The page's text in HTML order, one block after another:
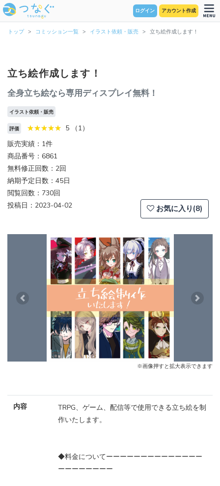
ログイン アカウント作成
トップ コミッション一覧 イラスト依頼・販売 立ち絵作成します！
立ち絵作成します！
全身立ち絵なら専用ディスプレイ無料！
イラスト依頼・販売
評価
5 （1）
販売実績：1件
商品番号：6861
無料修正回数：2回
納期予定日数：45日
閲覧回数：730回
投稿日：2023-04-02
お気に入り(8)
Previous Next
※画像押すと拡大表示できます
内容
TRPG、ゲーム、配信等で使用できる立ち絵を制
作いたします。
◆料金についてーーーーーーーーーーーーーー
ーーーーーーーー